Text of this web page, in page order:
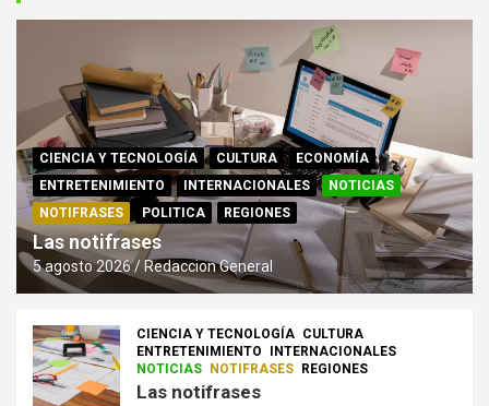
CIENCIA Y TECNOLOGÍA CULTURA
ECONOMÍA
ENTRETENIMIENTO
INTERNACIONALES
NOTICIAS
NOTIFRASES
POLITICA REGIONES
Las notifrases
5 agosto 2026 Redaccion General
CIENCIA Y TECNOLOGÍA CULTURA
ENTRETENIMIENTO
INTERNACIONALES
NOTICIAS
NOTIFRASES REGIONES
Las notifrases